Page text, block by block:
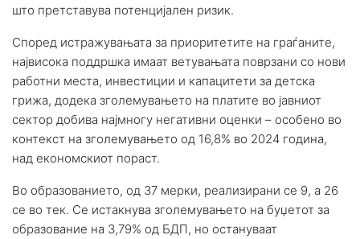
што претставува потенцијален ризик.
Според истражувањата за приоритетите на граѓаните,
највисока поддршка имаат ветувањата поврзани со нови
работни места, инвестиции и капацитети за детска
грижа, додека зголемувањето на платите во јавниот
сектор добива најмногу негативни оценки – особено во
контекст на зголемувањето од 16,8% во 2024 година,
над економскиот пораст.
Во образованието, од 37 мерки, реализирани се 9, а 26
се во тек. Се истакнува зголемувањето на буџетот за
образование на 3,79% од БДП, но остануваат